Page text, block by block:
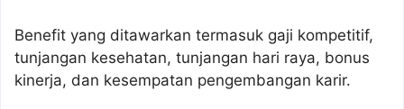
Benefit yang ditawarkan termasuk gaji kompetitif,
tunjangan kesehatan, tunjangan hari raya, bonus
kinerja, dan kesempatan pengembangan karir.